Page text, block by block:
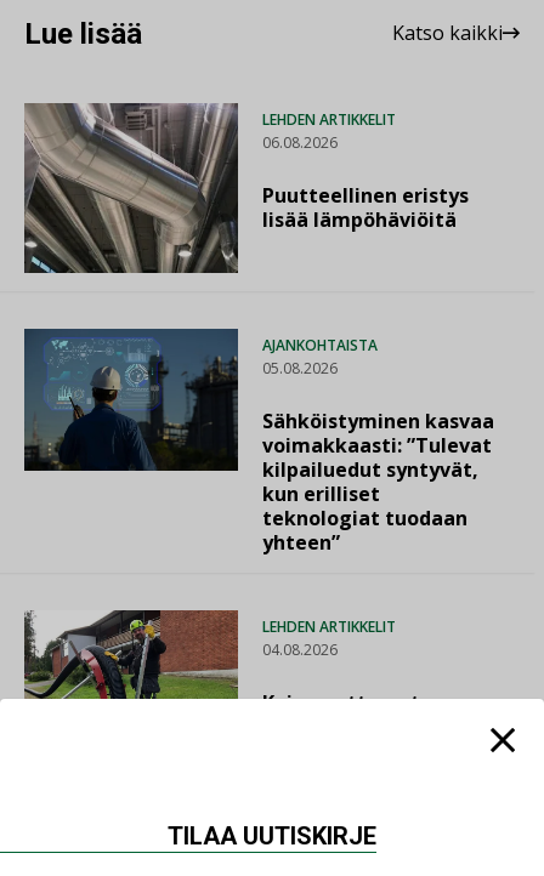
Lue lisää Katso kaikki
LEHDEN ARTIKKELIT
06.08.2026
Puutteellinen eristys
lisää lämpöhäviöitä
AJANKOHTAISTA
05.08.2026
Sähköistyminen kasvaa
voimakkaasti: ”Tulevat
kilpailuedut syntyvät,
kun erilliset
teknologiat tuodaan
yhteen”
LEHDEN ARTIKKELIT
04.08.2026
Kaivamattomat
TILAA UUTISKIRJE